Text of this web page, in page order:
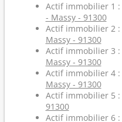
Actif immobilier 1 :
- Massy - 91300
Actif immobilier 2 :
Massy - 91300
Actif immobilier 3 :
Massy - 91300
Actif immobilier 4 :
Massy - 91300
Actif immobilier 5 :
91300
Actif immobilier 6 :